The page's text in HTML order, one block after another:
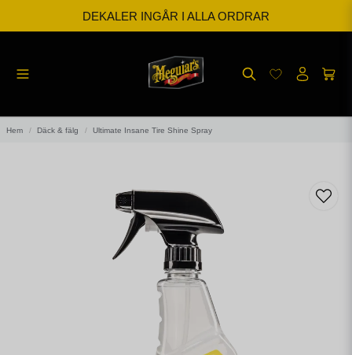
BESTÄLL INNAN KL 12 SÅ SKICKAR VI SAMMA DAG
Hem Däck & fälg Ultimate Insane Tire Shine Spray